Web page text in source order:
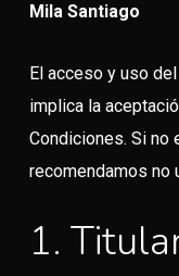
Mila Santiago
El acceso y uso
implica la
Condiciones. Si no
recomendamos no
1.